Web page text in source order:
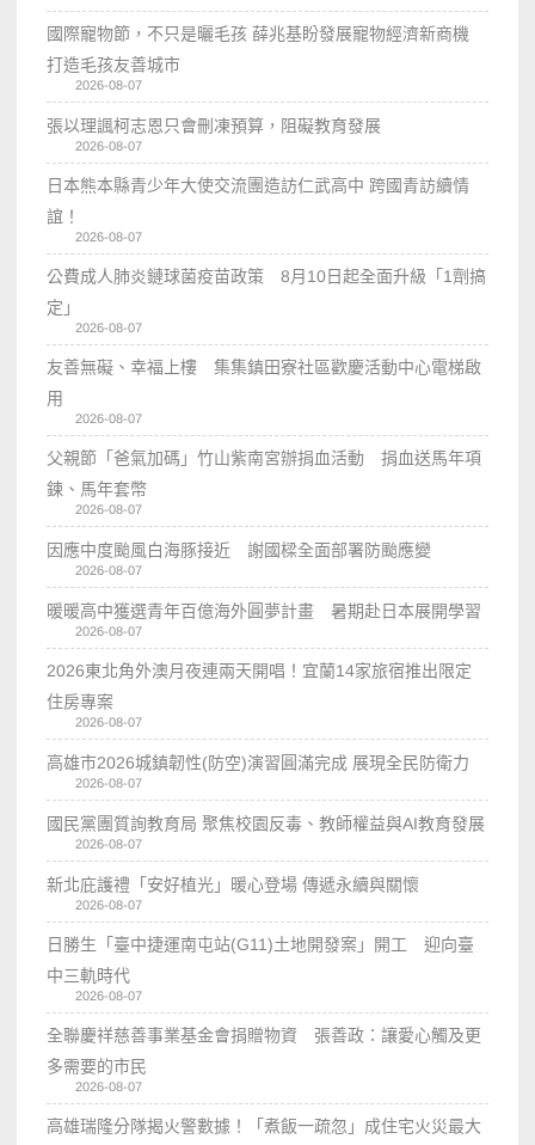
國際寵物節，不只是曬毛孩 薛兆基盼發展寵物經濟新商機
打造毛孩友善城市
2026-08-07
張以理諷柯志恩只會刪凍預算，阻礙教育發展
2026-08-07
日本熊本縣青少年大使交流團造訪仁武高中 跨國青訪續情
誼！
2026-08-07
公費成人肺炎鏈球菌疫苗政策 8月10日起全面升級「1劑搞
定」
2026-08-07
友善無礙、幸福上樓 集集鎮田寮社區歡慶活動中心電梯啟
用
2026-08-07
父親節「爸氣加碼」竹山紫南宮辦捐血活動 捐血送馬年項
鍊、馬年套幣
2026-08-07
因應中度颱風白海豚接近 謝國樑全面部署防颱應變
2026-08-07
暖暖高中獲選青年百億海外圓夢計畫 暑期赴日本展開學習
2026-08-07
2026東北角外澳月夜連兩天開唱！宜蘭14家旅宿推出限定
住房專案
2026-08-07
高雄市2026城鎮韌性(防空)演習圓滿完成 展現全民防衛力
2026-08-07
國民黨團質詢教育局 聚焦校園反毒、教師權益與AI教育發展
2026-08-07
新北庇護禮「安好植光」暖心登場 傳遞永續與關懷
2026-08-07
日勝生「臺中捷運南屯站(G11)土地開發案」開工 迎向臺
中三軌時代
2026-08-07
全聯慶祥慈善事業基金會捐贈物資 張善政：讓愛心觸及更
多需要的市民
2026-08-07
高雄瑞隆分隊揭火警數據！「煮飯一疏忽」成住宅火災最大